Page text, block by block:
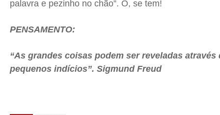
palavra e pezinho no chão”. Ô, se tem!
PENSAMENTO:
“As grandes coisas podem ser reveladas através
pequenos indícios”. Sigmund Freud